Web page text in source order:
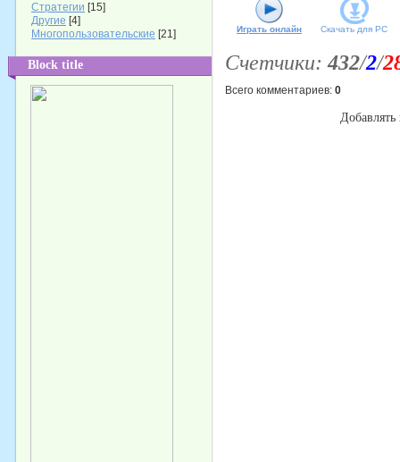
Стратегии [15]
Другие [4]
Многопользовательские [21]
Block title
Играть онлайн Скачать для PC
Счетчики:432/2/
Всего комментариев: 0
Добавлять